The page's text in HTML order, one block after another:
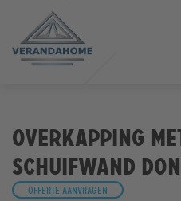
Overkapping
schuifwand
Offerte aanvragen